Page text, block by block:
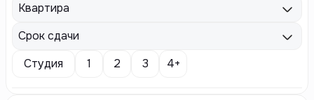
Квартира
Срок сдачи
Студия
1 2 3 4+